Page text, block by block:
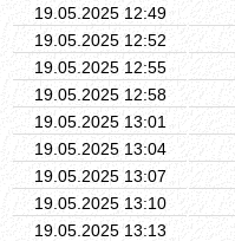
19.05.2025 12:49
19.05.2025 12:52
19.05.2025 12:55
19.05.2025 12:58
19.05.2025 13:01
19.05.2025 13:04
19.05.2025 13:07
19.05.2025 13:10
19.05.2025 13:13